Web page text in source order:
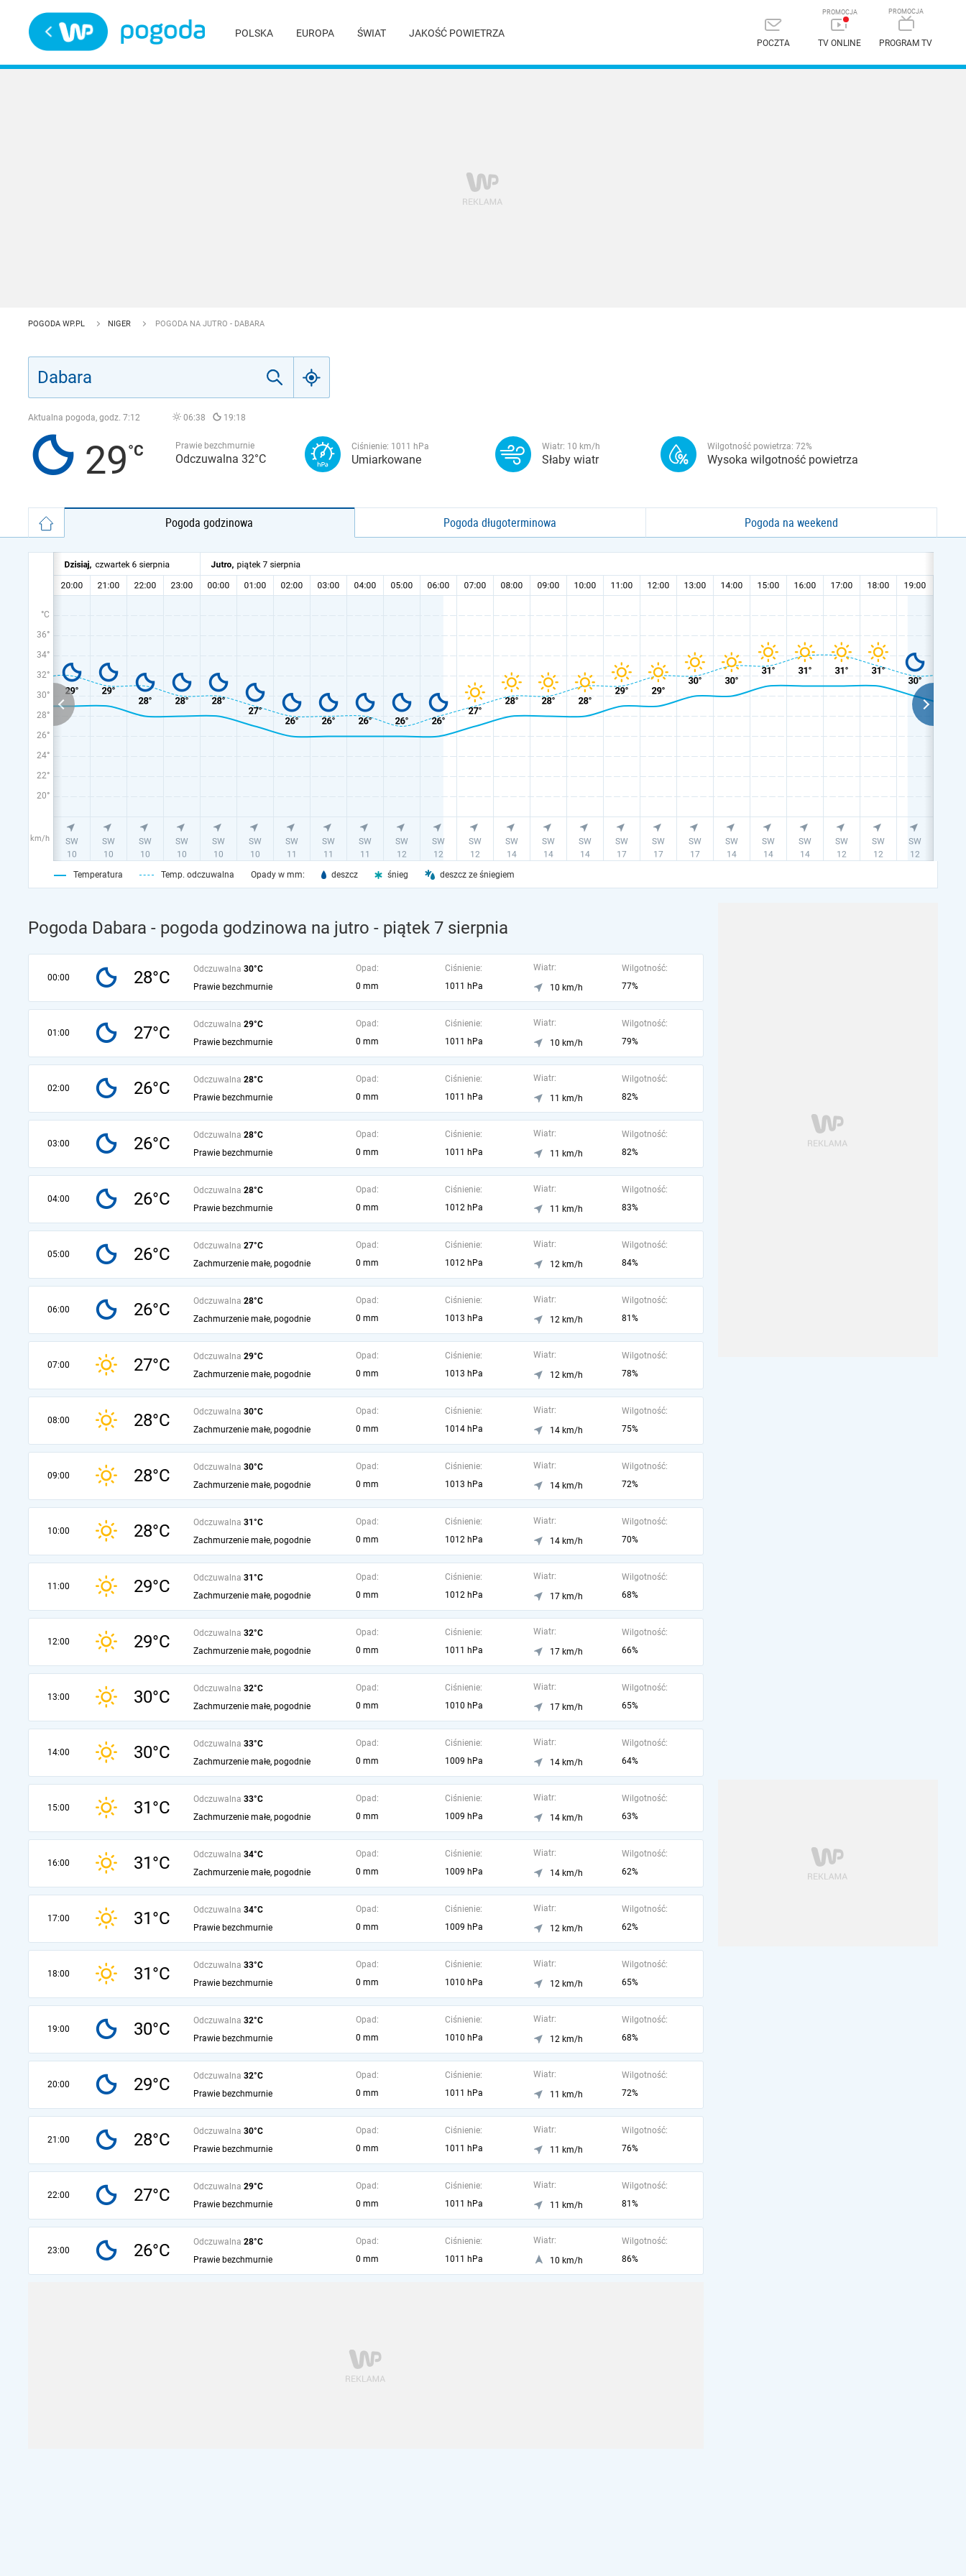
POLSKA EUROPA ŚWIAT JAKOŚĆ POWIETRZA
POCZTA TV ONLINE PROGRAM TV
POGODA WP.PL NIGER POGODA NA JUTRO - DABARA
Aktualna pogoda, godz. 7:12 06:38 19:18
29 Prawie bezchmurnie
Odczuwalna 32°C
Ciśnienie: 1011 hPa
Umiarkowane
Wiatr: 10 km/h
Słaby wiatr
Wilgotność powietrza: 72%
Wysoka wilgotność powietrza
Pogoda godzinowa Pogoda długoterminowa Pogoda na weekend
°C
36°
34°
32°
30°
28°
26°
24°
22°
20°
km/h
Temperatura Temp. odczuwalna Opady w mm: deszcz śnieg deszcz ze śniegiem
Pogoda Dabara - pogoda godzinowa na jutro - piątek 7 sierpnia
00:00 28°C Odczuwalna 30°C
Prawie bezchmurnie
Opad:
0 mm
Ciśnienie:
1011 hPa
Wiatr:
10 km/h
Wilgotność:
77%
01:00 27°C Odczuwalna 29°C
Prawie bezchmurnie
Opad:
0 mm
Ciśnienie:
1011 hPa
Wiatr:
10 km/h
Wilgotność:
79%
02:00 26°C Odczuwalna 28°C
Prawie bezchmurnie
Opad:
0 mm
Ciśnienie:
1011 hPa
Wiatr:
11 km/h
Wilgotność:
82%
03:00 26°C Odczuwalna 28°C
Prawie bezchmurnie
Opad:
0 mm
Ciśnienie:
1011 hPa
Wiatr:
11 km/h
Wilgotność:
82%
04:00 26°C Odczuwalna 28°C
Prawie bezchmurnie
Opad:
0 mm
Ciśnienie:
1012 hPa
Wiatr:
11 km/h
Wilgotność:
83%
05:00 26°C Odczuwalna 27°C
Zachmurzenie małe, pogodnie
Opad:
0 mm
Ciśnienie:
1012 hPa
Wiatr:
12 km/h
Wilgotność:
84%
06:00 26°C Odczuwalna 28°C
Zachmurzenie małe, pogodnie
Opad:
0 mm
Ciśnienie:
1013 hPa
Wiatr:
12 km/h
Wilgotność:
81%
07:00 27°C Odczuwalna 29°C
Zachmurzenie małe, pogodnie
Opad:
0 mm
Ciśnienie:
1013 hPa
Wiatr:
12 km/h
Wilgotność:
78%
08:00 28°C Odczuwalna 30°C
Zachmurzenie małe, pogodnie
Opad:
0 mm
Ciśnienie:
1014 hPa
Wiatr:
14 km/h
Wilgotność:
75%
09:00 28°C Odczuwalna 30°C
Zachmurzenie małe, pogodnie
Opad:
0 mm
Ciśnienie:
1013 hPa
Wiatr:
14 km/h
Wilgotność:
72%
10:00 28°C Odczuwalna 31°C
Zachmurzenie małe, pogodnie
Opad:
0 mm
Ciśnienie:
1012 hPa
Wiatr:
14 km/h
Wilgotność:
70%
11:00 29°C Odczuwalna 31°C
Zachmurzenie małe, pogodnie
Opad:
0 mm
Ciśnienie:
1012 hPa
Wiatr:
17 km/h
Wilgotność:
68%
12:00 29°C Odczuwalna 32°C
Zachmurzenie małe, pogodnie
Opad:
0 mm
Ciśnienie:
1011 hPa
Wiatr:
17 km/h
Wilgotność:
66%
13:00 30°C Odczuwalna 32°C
Zachmurzenie małe, pogodnie
Opad:
0 mm
Ciśnienie:
1010 hPa
Wiatr:
17 km/h
Wilgotność:
65%
14:00 30°C Odczuwalna 33°C
Zachmurzenie małe, pogodnie
Opad:
0 mm
Ciśnienie:
1009 hPa
Wiatr:
14 km/h
Wilgotność:
64%
15:00 31°C Odczuwalna 33°C
Zachmurzenie małe, pogodnie
Opad:
0 mm
Ciśnienie:
1009 hPa
Wiatr:
14 km/h
Wilgotność:
63%
16:00 31°C Odczuwalna 34°C
Zachmurzenie małe, pogodnie
Opad:
0 mm
Ciśnienie:
1009 hPa
Wiatr:
14 km/h
Wilgotność:
62%
17:00 31°C Odczuwalna 34°C
Prawie bezchmurnie
Opad:
0 mm
Ciśnienie:
1009 hPa
Wiatr:
12 km/h
Wilgotność:
62%
18:00 31°C Odczuwalna 33°C
Prawie bezchmurnie
Opad:
0 mm
Ciśnienie:
1010 hPa
Wiatr:
12 km/h
Wilgotność:
65%
19:00 30°C Odczuwalna 32°C
Prawie bezchmurnie
Opad:
0 mm
Ciśnienie:
1010 hPa
Wiatr:
12 km/h
Wilgotność:
68%
20:00 29°C Odczuwalna 32°C
Prawie bezchmurnie
Opad:
0 mm
Ciśnienie:
1011 hPa
Wiatr:
11 km/h
Wilgotność:
72%
21:00 28°C Odczuwalna 30°C
Prawie bezchmurnie
Opad:
0 mm
Ciśnienie:
1011 hPa
Wiatr:
11 km/h
Wilgotność:
76%
22:00 27°C Odczuwalna 29°C
Prawie bezchmurnie
Opad:
0 mm
Ciśnienie:
1011 hPa
Wiatr:
11 km/h
Wilgotność:
81%
23:00 26°C Odczuwalna 28°C
Prawie bezchmurnie
Opad:
0 mm
Ciśnienie:
1011 hPa
Wiatr:
10 km/h
Wilgotność:
86%